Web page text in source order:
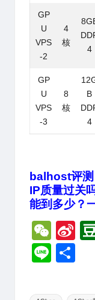
GP
U
VPS
-2
4
核
4
GP
U
VPS
-3
8
核
B
4
balhost评测
IP质量过关
能到多少？
W
e
C
h
Si
W
Li
e
Tags: